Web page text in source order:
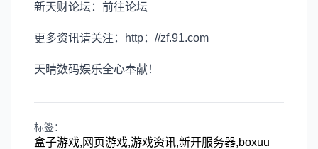
新天财论坛：前往论坛
更多资讯请关注：http：//zf.91.com
天晴数码娱乐全心奉献！
标签：
盒子游戏,网页游戏,游戏资讯,新开服务器,boxuu